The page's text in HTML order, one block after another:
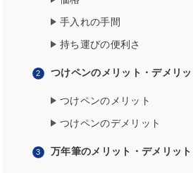
手入れの手間
持ち運びの便利さ
つけペンのメリット・デメリ
つけペンのメリット
つけペンのデメリット
万年筆のメリット・デメリット